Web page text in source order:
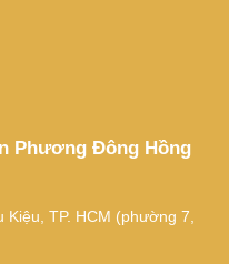
Phương Đông Hồng
TP. HCM (phường 7,